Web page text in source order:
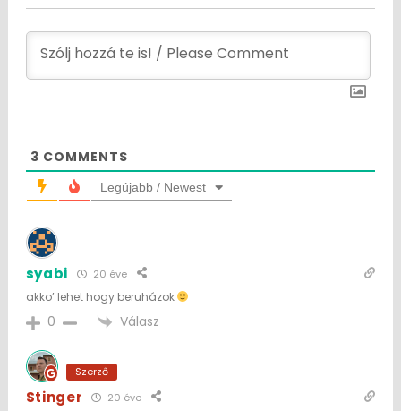
3 COMMENTS
Legújabb / Newest
syabi 20 éve
akko’ lehet hogy beruházok
0 Válasz
Szerző
Stinger 20 éve